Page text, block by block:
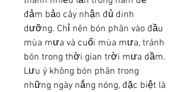
đảm bảo cây nhận đủ dinh
dưỡng. Chỉ nên bón phân vào đầu
mùa mưa và cuối mùa mưa, tránh
bón trong thời gian trời mưa dầm.
Lưu ý không bón phân trong
những ngày nắng nóng, đặc biệt là